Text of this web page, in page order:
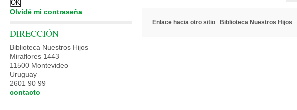
Enlace hacia otro sitio Biblioteca Nuestros Hijos
Olvidé mi contraseña
DIRECCIÓN
Biblioteca Nuestros Hijos
Miraflores 1443
11500 Montevideo
Uruguay
2601 90 99
contacto